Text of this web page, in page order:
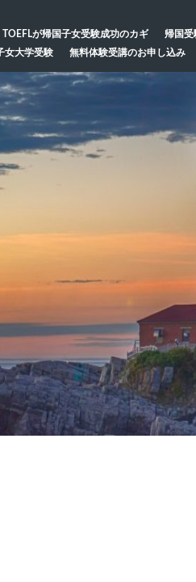
TOEFLが帰国子女受験成功のカギ 帰国受
女大学受験
無料体験受講のお申し込み